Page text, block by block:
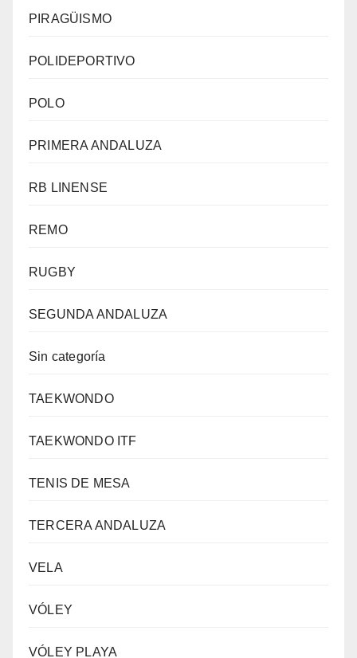
PIRAGÜISMO
POLIDEPORTIVO
POLO
PRIMERA ANDALUZA
RB LINENSE
REMO
RUGBY
SEGUNDA ANDALUZA
Sin categoría
TAEKWONDO
TAEKWONDO ITF
TENIS DE MESA
TERCERA ANDALUZA
VELA
VÓLEY
VÓLEY PLAYA